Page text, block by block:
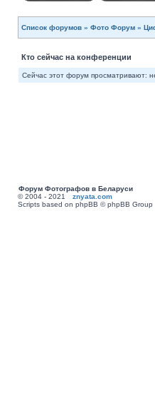
Список форумов » Фото Форум »
Кто сейчас на конференции
Сейчас этот форум просматривают:
Форум Фотографов в Беларуси
© 2004 - 2021 znyata.com
Scripts based on phpBB © phpBB Group